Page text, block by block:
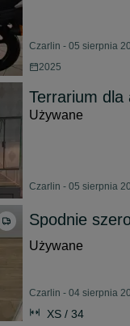
Czarlin - 05 sierpnia
2025
Terrarium dla
Używane
Czarlin - 05 sierpnia
Spodnie
Używane
Czarlin - 04 sierpnia
XS / 34